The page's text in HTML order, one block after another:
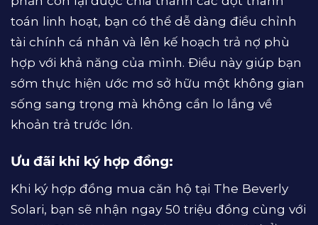
toán linh hoạt, bạn có thể dễ dàng điều chỉnh
tài chính cá nhân và lên kế hoạch trả nợ phù
hợp với khả năng của mình. Điều này giúp bạn
sớm thực hiện ước mơ sở hữu một không gian
sống sang trọng mà không cần lo lắng về
khoản trả trước lớn.
Ưu đãi khi ký hợp đồng:
Khi ký hợp đồng mua căn hộ tại The Beverly
Solari, bạn sẽ nhận ngay 50 triệu đồng cùng với